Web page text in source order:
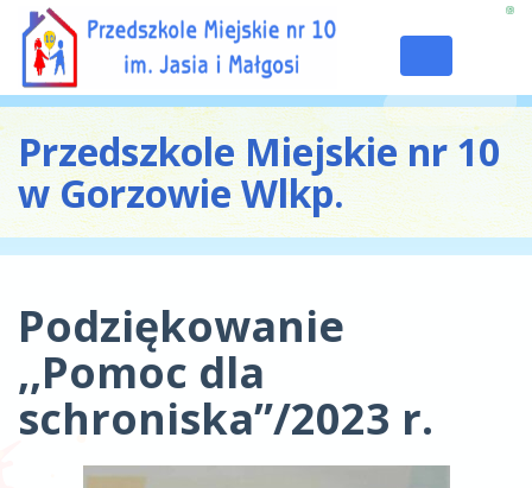
navigation
Przedszkole Miejskie nr 10
w Gorzowie Wlkp.
Podziękowanie
,,Pomoc dla
schroniska”/2023 r.